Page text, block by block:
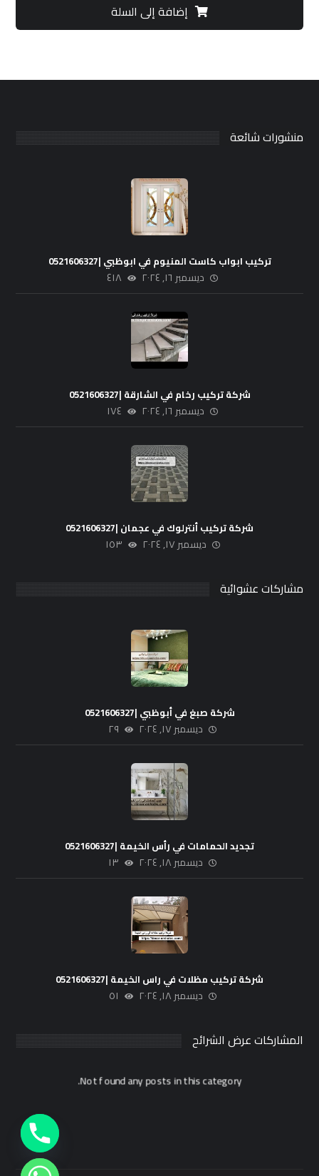
إضافة إلى السلة
منشورات شائعة
تركيب ابواب كاست المنيوم في ابوظبي |0521606327
ديسمبر ١٦, ٢٠٢٤ ٤١٨
شركة تركيب رخام في الشارقة |0521606327
ديسمبر ١٦, ٢٠٢٤ ١٧٤
شركة تركيب أنترلوك في عجمان |0521606327
ديسمبر ١٧, ٢٠٢٤ ١٥٣
مشاركات عشوائية
شركة صبغ في أبوظبي |0521606327
ديسمبر ١٧, ٢٠٢٤ ٢٩
تجديد الحمامات في رأس الخيمة |0521606327
ديسمبر ١٨, ٢٠٢٤ ١٣
شركة تركيب مظلات في راس الخيمة |0521606327
ديسمبر ١٨, ٢٠٢٤ ٥١
المشاركات عرض الشرائح
Not found any posts in this category.